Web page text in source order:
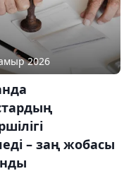
2026
– заң жобасы